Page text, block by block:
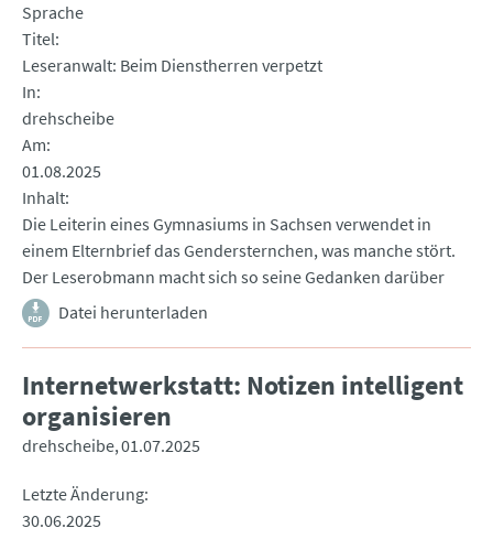
Sprache
Titel
Leseranwalt: Beim Dienstherren verpetzt
In
drehscheibe
Am
01.08.2025
Inhalt
Die Leiterin eines Gymnasiums in Sachsen verwendet in
einem Elternbrief das Gendersternchen, was manche stört.
Der Leserobmann macht sich so seine Gedanken darüber
Datei herunterladen
Internetwerkstatt: Notizen intelligent
organisieren
drehscheibe 01.07.2025
Letzte Änderung
30.06.2025